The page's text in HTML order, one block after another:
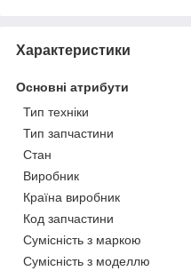
Характеристики
Основні атрибути
Тип техніки
Тип запчастини
Стан
Виробник
Країна виробник
Код запчастини
Сумісність з маркою
Сумісність з моделлю